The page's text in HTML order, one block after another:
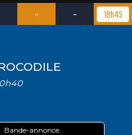
- - 18h45
Bande-annonce